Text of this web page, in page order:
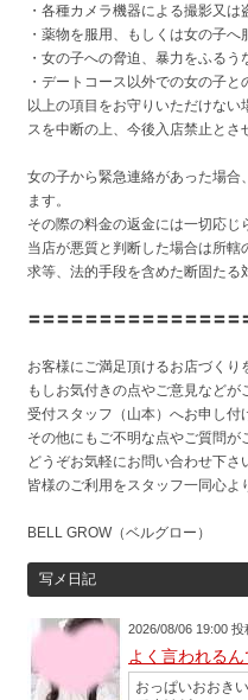
・各種カメラ機器による撮影又は
・薬物を服用、もしくは女の子へ
・女の子への脅迫、暴力をふるう
・デートコース以外での女の子と
以上の項目をお守りいただけな
スを中断の上、今後入店禁止とさ
女の子から緊急連絡があった場合
ます。
その際の料金の返金には一切応じ
当店が悪質と判断した場合は所
求等、法的手段を含めた断固たる
〓〓〓〓〓〓〓〓〓〓〓〓〓〓〓
お客様にご満足頂けるお店づくり
もしお気付きの点やご意見などが
受付スタッフ（山本）へお申し付
その他にもご不明な点やご質問が
どうぞお気軽にお問い合わせ下さ
皆様のご利用をスタッフ一同心よ
BELL GROW（ベルグロー）
写メ日記
2026/08/06 19:00 投
よく言われる
おっぱいおおき